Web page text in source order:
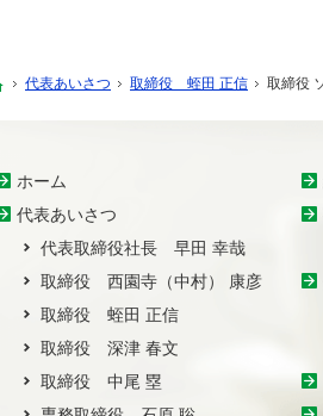
ホーム
代表あいさつ 取締役 蛭田 正信 取締役
ホーム
代表あいさつ
代表取締役社長 早田 幸哉
取締役 西園寺（中村） 康彦
取締役 蛭田 正信
取締役 深津 春文
取締役 中尾 塁